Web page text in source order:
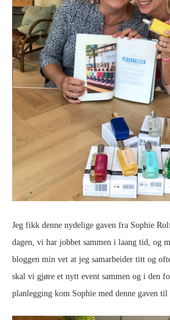
Jeg fikk denne nydelige gaven fra Sophie
dagen, vi har jobbet sammen i laang tid, og
bloggen min vet at jeg samarbeider titt og
skal vi gjøre et nytt event sammen og i den
planlegging kom Sophie med denne gaven til